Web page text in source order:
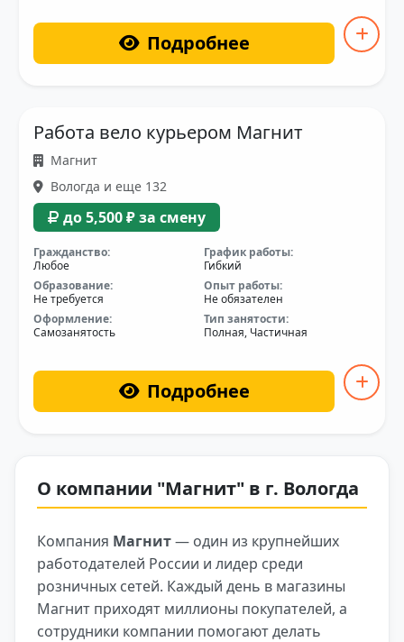
Подробнее
Работа вело курьером Магнит
Магнит
Вологда и еще 132
до 5,500 ₽ за смену
Гражданство:
Любое
График работы:
Гибкий
Образование:
Не требуется
Опыт работы:
Не обязателен
Оформление:
Самозанятость
Тип занятости:
Полная, Частичная
Подробнее
О компании "Магнит" в г. Вологда
Компания Магнит— один из крупнейших
работодателей России и лидер среди
розничных сетей. Каждый день в магазины
Магнит приходят миллионы покупателей, а
сотрудники компании помогают делать